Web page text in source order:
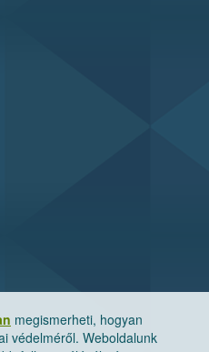
megismerheti, hogyan
védelméről. Weboldalunk